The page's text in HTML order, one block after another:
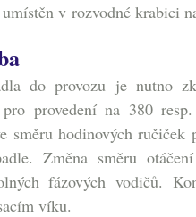
v rozvodné krabici
do provozu je nutno
provedení na 380
směru hodinových ručiček
Změna směru
fázových vodičů.
víku.